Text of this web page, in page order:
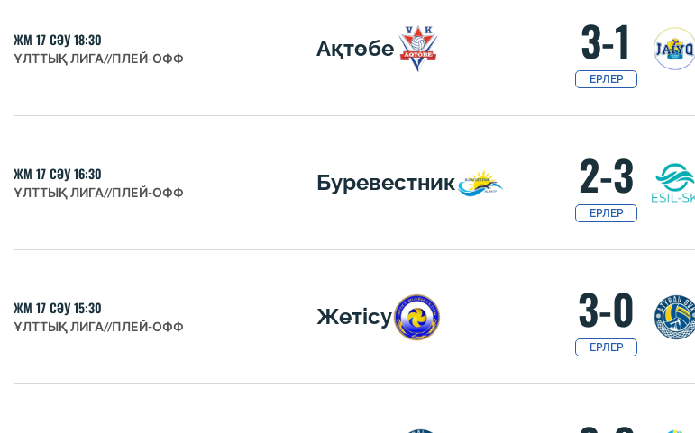
ЖМ 17 СӘУ 18:30
ҰЛТТЫҚ ЛИГА//ПЛЕЙ-ОФФ Ақтөбе 3-1
ЕРЛЕР
ЖМ 17 СӘУ 16:30
ҰЛТТЫҚ ЛИГА//ПЛЕЙ-ОФФ Буревестник 2-3
ЕРЛЕР
ЖМ 17 СӘУ 15:30
ҰЛТТЫҚ ЛИГА//ПЛЕЙ-ОФФ Жетісу 3-0
ЕРЛЕР